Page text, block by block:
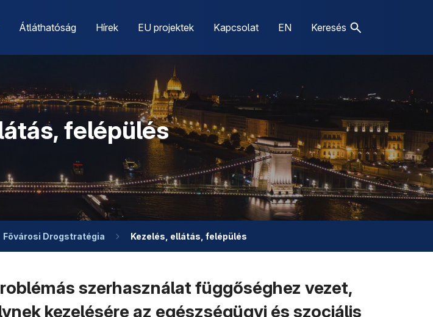
Átláthatóság Hírek EU projektek Kapcsolat EN Keresés
felépülés
Fővárosi Drogstratégia Kezelés, ellátás, felépülés
szerhasználat függőséghez vezet,
kezelésére az egészségügyi és szociális